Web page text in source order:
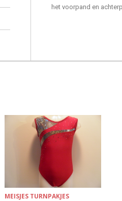
het voorpand en
MEISJES TURNPAKJES